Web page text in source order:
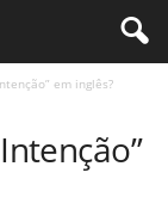
em inglês?